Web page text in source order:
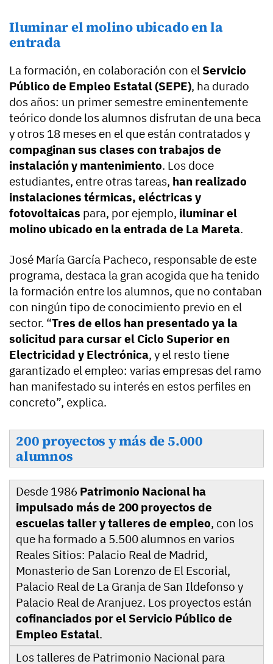
Iluminar el molino ubicado en la
entrada
La formación, en colaboración con el Servicio
Público de Empleo Estatal (SEPE), ha durado
dos años: un primer semestre eminentemente
teórico donde los alumnos disfrutan de una beca
y otros 18 meses en el que están contratados y
compaginan sus clases con trabajos de
instalación y mantenimiento. Los doce
estudiantes, entre otras tareas, han realizado
instalaciones térmicas, eléctricas y
fotovoltaicas para, por ejemplo, iluminar el
molino ubicado en la entrada de La Mareta.
José María García Pacheco, responsable de este
programa, destaca la gran acogida que ha tenido
la formación entre los alumnos, que no contaban
con ningún tipo de conocimiento previo en el
sector. “Tres de ellos han presentado ya la
solicitud para cursar el Ciclo Superior en
Electricidad y Electrónica, y el resto tiene
garantizado el empleo: varias empresas del ramo
han manifestado su interés en estos perfiles en
concreto”, explica.
200 proyectos y más de 5.000
alumnos
Desde 1986 Patrimonio Nacional ha
impulsado más de 200 proyectos de
escuelas taller y talleres de empleo, con los
que ha formado a 5.500 alumnos en varios
Reales Sitios: Palacio Real de Madrid,
Monasterio de San Lorenzo de El Escorial,
Palacio Real de La Granja de San Ildefonso y
Palacio Real de Aranjuez. Los proyectos están
cofinanciados por el Servicio Público de
Empleo Estatal.
Los talleres de Patrimonio Nacional para